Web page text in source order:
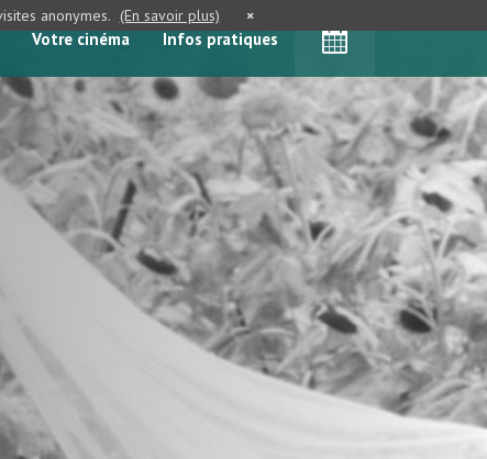
Votre cinéma Infos pratiques
anonymes. (En savoir plus) ×